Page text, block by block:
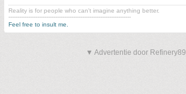
Reality is for people who can't imagine anything better.
--------------------------------------------------------------------
Feel free to insult me.
▼ Advertentie door Refinery89